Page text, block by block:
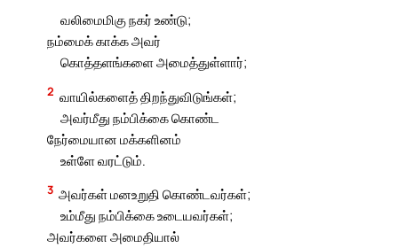
வலிமைமிகு நகர் உண்டு;
நம்மைக் காக்க அவர்
கொத்தளங்களை அமைத்துள்ளார்;
2 வாயில்களைத் திறந்துவிடுங்கள்;
அவர்மீது நம்பிக்கை கொண்ட
நேர்மையான மக்களினம்
உள்ளே வரட்டும்.
3 அவர்கள் மனஉறுதி கொண்டவர்கள்;
உம்மீது நம்பிக்கை உடையவர்கள்;
அவர்களை அமைதியால்